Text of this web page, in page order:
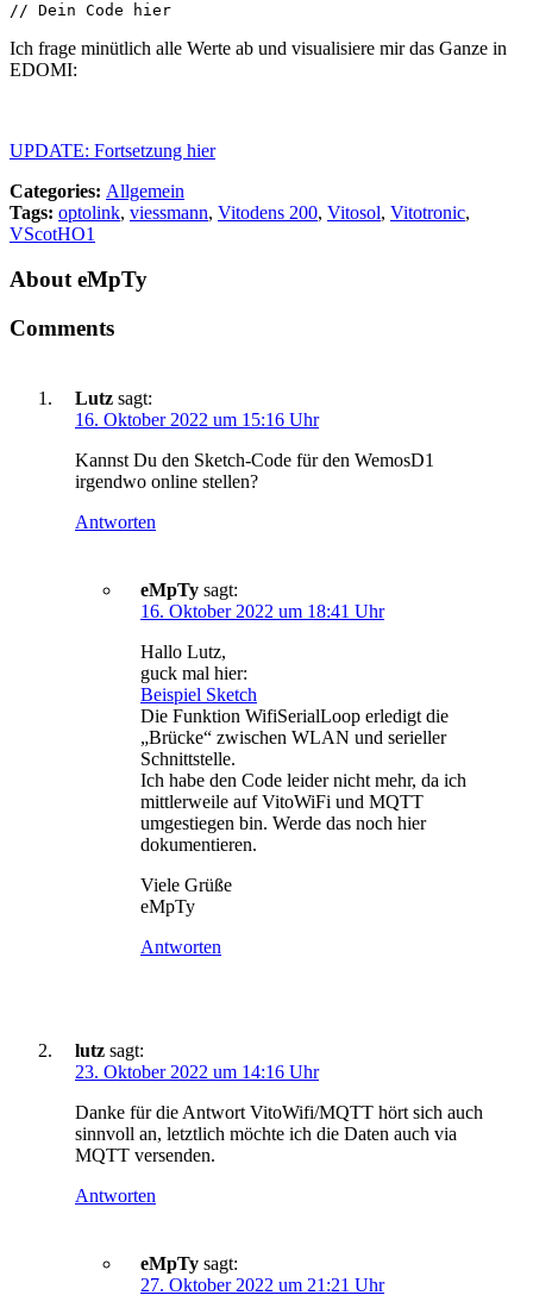
// Dein Code hier
Ich frage minütlich alle Werte ab und visualisiere mir das Ganze in
EDOMI:
UPDATE: Fortsetzung hier
Categories: Allgemein
Tags: optolink, viessmann, Vitodens 200, Vitosol, Vitotronic,
VScotHO1
AbouteMpTy
Comments
Lutz sagt:
16. Oktober 2022 um 15:16 Uhr
Kannst Du den Sketch-Code für den WemosD1
irgendwo online stellen?
Antworten
eMpTy sagt:
16. Oktober 2022 um 18:41 Uhr
Hallo Lutz,
guck mal hier:
Beispiel Sketch
Die Funktion WifiSerialLoop erledigt die
„Brücke“ zwischen WLAN und serieller
Schnittstelle.
Ich habe den Code leider nicht mehr, da ich
mittlerweile auf VitoWiFi und MQTT
umgestiegen bin. Werde das noch hier
dokumentieren.
Viele Grüße
eMpTy
Antworten
lutz sagt:
23. Oktober 2022 um 14:16 Uhr
Danke für die Antwort VitoWifi/MQTT hört sich auch
sinnvoll an, letztlich möchte ich die Daten auch via
MQTT versenden.
Antworten
eMpTy sagt:
27. Oktober 2022 um 21:21 Uhr